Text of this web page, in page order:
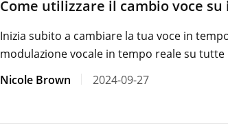
Come utilizzare il cambio voce su
Inizia subito a cambiare la tua voce in
modulazione vocale in tempo reale su
Nicole Brown
2024-09-27